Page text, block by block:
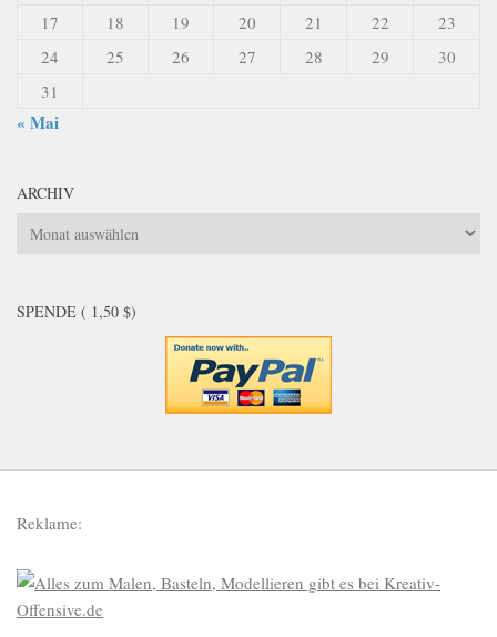
17
18 19 20 21 22
23
24
25 26 27 28 29
30
31
« Mai
ARCHIV
Archiv
SPENDE ( 1,50 $)
Reklame: